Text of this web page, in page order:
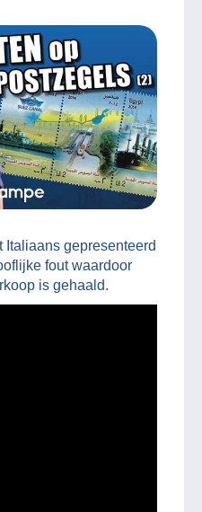
Italiaans gepresenteerd
fout waardoor
is gehaald.